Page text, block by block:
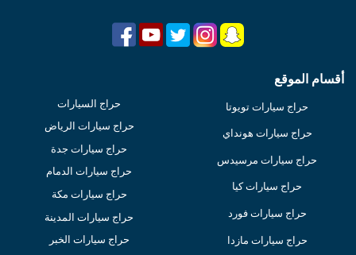
أقسام الموقع
حراج السيارات
حراج سيارات الرياض
حراج سيارات جدة
حراج سيارات الدمام
حراج سيارات مكة
حراج سيارات المدينة
حراج سيارات الخبر
حراج سيارات تويوتا
حراج سيارات هونداي
حراج سيارات مرسيدس
حراج سيارات كيا
حراج سيارات فورد
حراج سيارات مازدا